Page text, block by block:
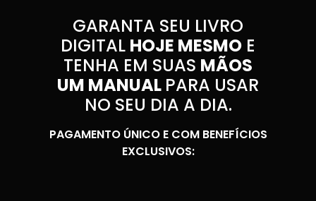
GARANTA SEU LIVRO
DIGITAL HOJE MESMO E
TENHA EM SUAS MÃOS
UM MANUAL PARA USAR
NO SEU DIA A DIA.
PAGAMENTO ÚNICO E COM BENEFÍCIOS
EXCLUSIVOS: